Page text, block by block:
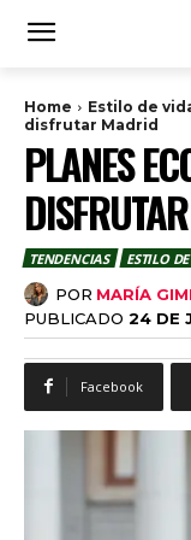
Home Estilo de
disfrutar Madrid
PLANES
TENDENCIAS ESTILO
POR MARÍA
PUBLICADO 24 DE
Facebook